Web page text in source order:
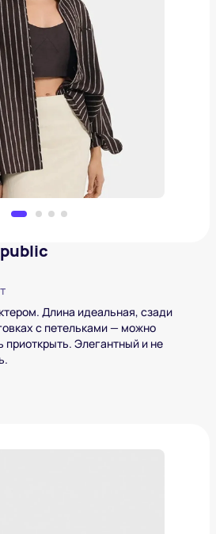
Love Republic
7 999 ₽
в вишлист
Длина идеальная, сзади
с петельками — можно
приоткрыть. Элегантный и не